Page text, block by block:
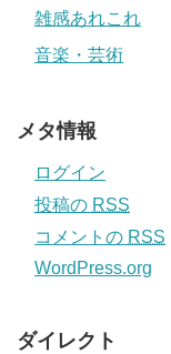
雑感あれこれ
音楽・芸術
メタ情報
ログイン
投稿の RSS
コメントの RSS
WordPress.org
ダイレクト